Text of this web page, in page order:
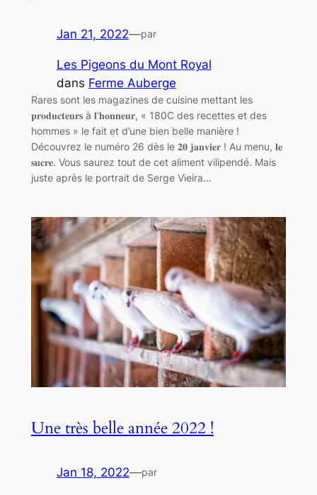
Jan 21, 2022—par
Les Pigeons du Mont Royal
dans Ferme Auberge
Rares sont les magazines de cuisine mettant les
𝐩𝐫𝐨𝐝𝐮𝐜𝐭𝐞𝐮𝐫𝐬 à 𝐥’𝐡𝐨𝐧𝐧𝐞𝐮𝐫, « 180C des recettes et des
hommes » le fait et d’une bien belle manière !
Découvrez le numéro 26 dès le 𝟐𝟎 𝐣𝐚𝐧𝐯𝐢𝐞𝐫 ! Au menu, 𝐥𝐞
𝐬𝐮𝐜𝐫𝐞. Vous saurez tout de cet aliment vilipendé. Mais
juste après le portrait de Serge Vieira…
Une très belle année 2022 !
Jan 18, 2022—par